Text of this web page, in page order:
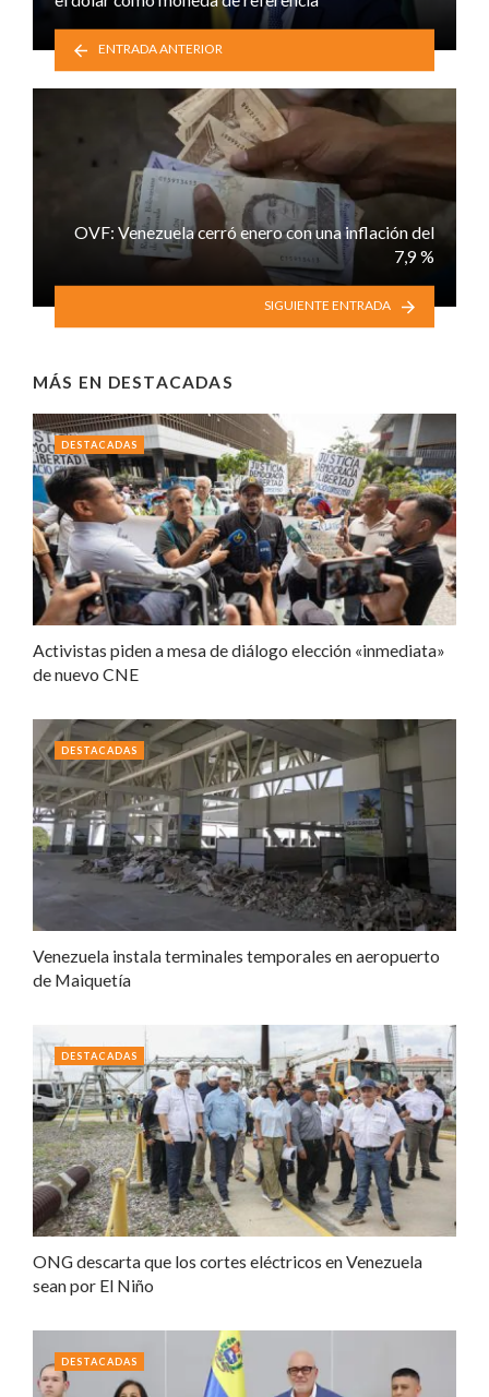
ENTRADA ANTERIOR
OVF: Venezuela cerró enero con una inflación del
7,9 %
SIGUIENTE ENTRADA
MÁS EN DESTACADAS
Activistas piden a mesa de diálogo elección «inmediata»
de nuevo CNE
DESTACADAS
Venezuela instala terminales temporales en aeropuerto
de Maiquetía
DESTACADAS
ONG descarta que los cortes eléctricos en Venezuela
sean por El Niño
DESTACADAS
DESTACADAS